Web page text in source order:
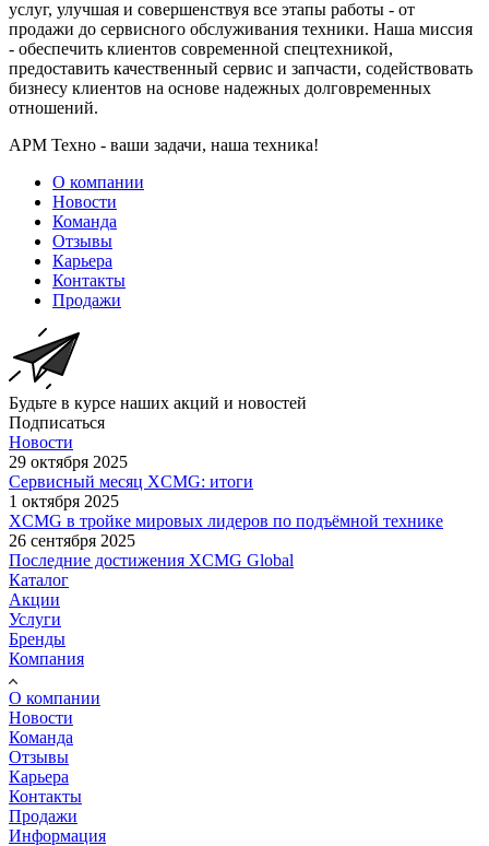
услуг, улучшая и совершенствуя все этапы работы - от
продажи до сервисного обслуживания техники. Наша миссия
- обеспечить клиентов современной спецтехникой,
предоставить качественный сервис и запчасти, содействовать
бизнесу клиентов на основе надежных долговременных
отношений.
АРМ Техно - ваши задачи, наша техника!
О компании
Новости
Команда
Отзывы
Карьера
Контакты
Продажи
Будьте в курсе наших акций и новостей
Подписаться
Новости
29 октября 2025
Сервисный месяц XCMG: итоги
1 октября 2025
XCMG в тройке мировых лидеров по подъёмной технике
26 сентября 2025
Последние достижения XCMG Global
Каталог
Акции
Услуги
Бренды
Компания
О компании
Новости
Команда
Отзывы
Карьера
Контакты
Продажи
Информация